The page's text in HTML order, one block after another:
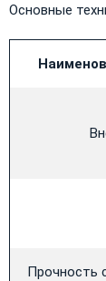
​Основные
Прочность